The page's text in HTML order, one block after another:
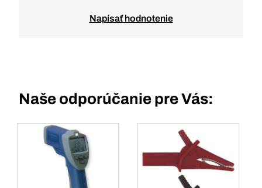
Napísať hodnotenie
Naše odporúčanie pre Vás: